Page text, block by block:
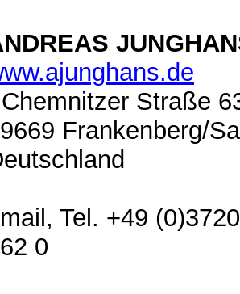
Straße
Frankenberg/
Tel. +49
0